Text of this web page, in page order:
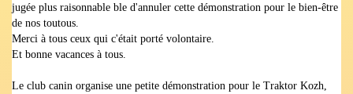
jugée plus raisonnable ble d'annuler cette démonstration pour le bien-être
de nos toutous.
Merci à tous ceux qui c'était porté volontaire.
Et bonne vacances à tous.
Le club canin organise une petite démonstration pour le Traktor Kozh,